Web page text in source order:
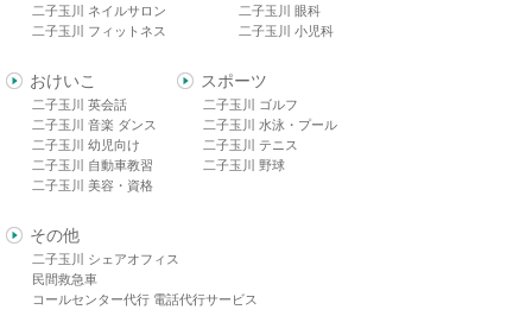
二子玉川 ネイルサロン
二子玉川 フィットネス
二子玉川 眼科
二子玉川 小児科
おけいこ
二子玉川 英会話
二子玉川 音楽 ダンス
二子玉川 幼児向け
二子玉川 自動車教習
二子玉川 美容・資格
スポーツ
二子玉川 ゴルフ
二子玉川 水泳・プール
二子玉川 テニス
二子玉川 野球
その他
二子玉川 シェアオフィス
民間救急車
コールセンター代行 電話代行サービス